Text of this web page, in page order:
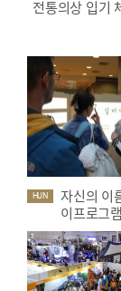
전통의상 입기
HUN
자신의 이
이프로그